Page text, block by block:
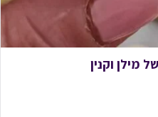
מילן וקנין